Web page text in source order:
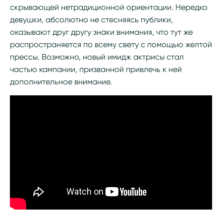
скрывающей нетрадиционной ориентации. Нередко
девушки, абсолютно не стесняясь публики,
оказывают друг другу знаки внимания, что тут же
распространяется по всему свету с помощью желтой
прессы. Возможно, новый имидж актрисы стал
частью кампании, призванной привлечь к ней
дополнительное внимание.